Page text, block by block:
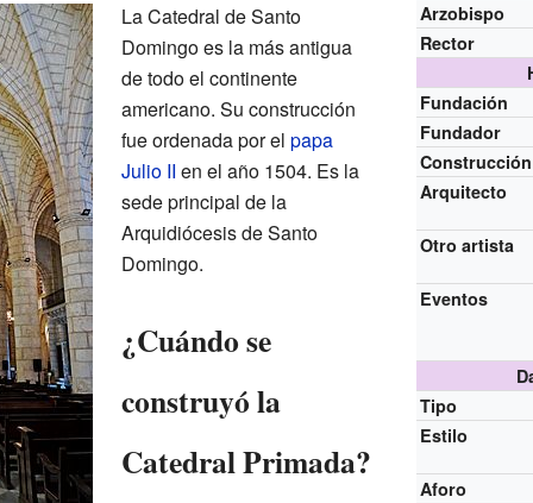
Arzobispo
Rector
Fundación
Fundador
Construcción
Arquitecto
Otro artista
Eventos
Tipo
Estilo
Aforo
La Catedral de Santo
Domingo es la más antigua
de todo el continente
americano. Su construcción
fue ordenada por el papa
Julio II en el año 1504. Es la
sede principal de la
Arquidiócesis de Santo
Domingo.
¿Cuándo se
construyó la
Catedral Primada?